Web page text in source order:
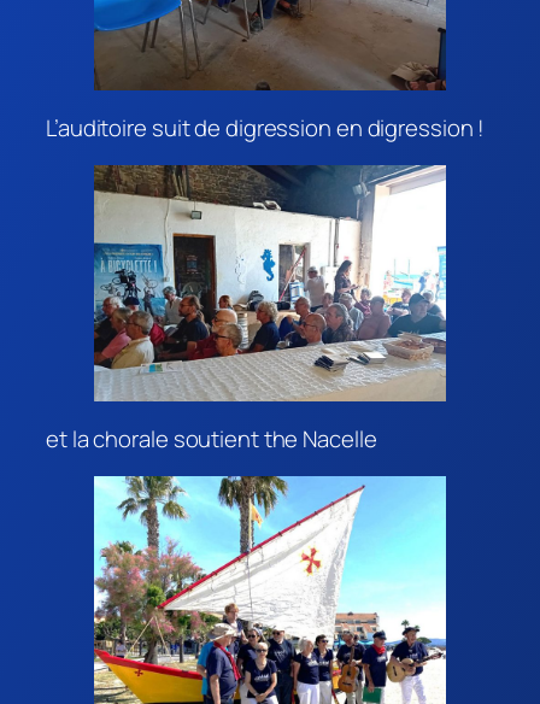
L’auditoire suit de digression en digression !
et la chorale soutient the Nacelle